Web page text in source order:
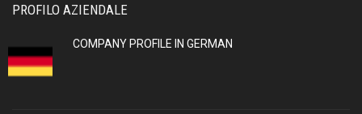
PROFILO AZIENDALE
COMPANY PROFILE IN GERMAN